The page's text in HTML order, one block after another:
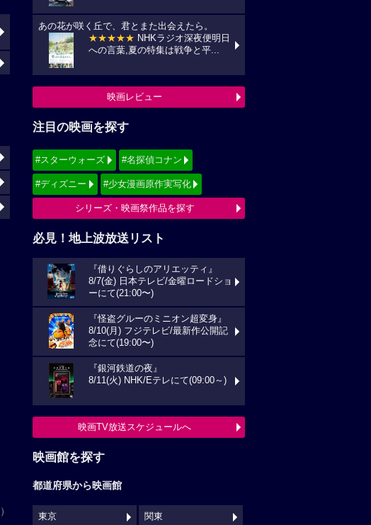
）
あの花が咲く丘で、君とまた出会えたら。
★★★★★ NHKラジオ深夜便明日
への言葉,夏の特集は戦争と平...
映画レビュー
注目の映画を探す
#スターウォーズ #名探偵コナン
#ディズニー #少女漫画原作実写化
シリーズ・映画祭作品を探す
必見！地上波放送リスト
『借りぐらしのアリエッティ』
8/7(金) 日本テレビ/金曜ロードショ
ーにて(21:00〜)
『怪盗グルーのミニオン超変身』
8/10(月) フジテレビ/最新作公開記
念にて(19:00〜)
『銀河鉄道の夜』
8/11(火) NHK/Eテレにて(09:00～)
映画TV放送スケジュールへ
映画館を探す
都道府県から映画館
東京 関東